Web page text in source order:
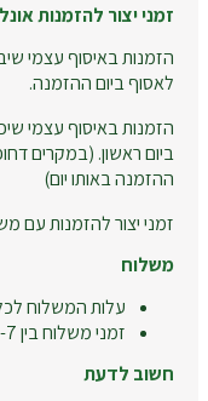
זמני יצור להזמנות
לאסוף ביום ההזמנה.
הזמנות באיסוף עצמי
ביום ראשון. (במקרים
ההזמנה באותו יום)
זמני יצור להזמנות עם משלוח –
משלוח
עלות המשלוח לכל
זמני משלוח בין 5-7 ימי עסקים
חשוב לדעת